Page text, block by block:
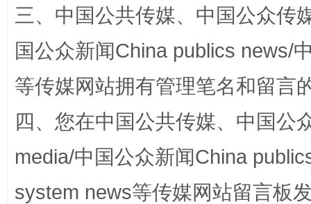
站台名比不上好声名
三、中国公共传媒、中国公众传
国公众新闻China publics news/
等传媒网站拥有管理笔名和留言
四、您在中国公共传媒、中国公
media/中国公众新闻China
system news等传媒网站留言板